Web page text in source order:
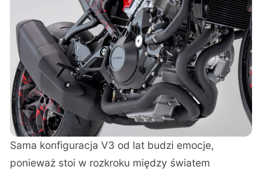
Sama konfiguracja V3 od lat budzi emocje,
ponieważ stoi w rozkroku między światem